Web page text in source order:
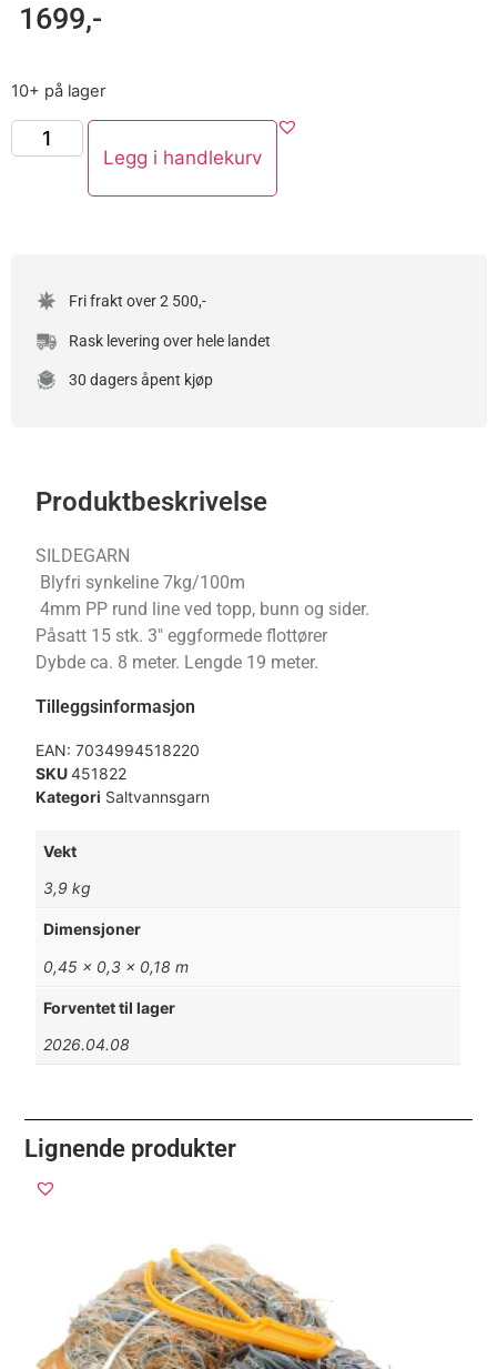
1699,-
10+ på lager
Legg i handlekurv
Fri frakt over 2 500,-
Rask levering over hele landet
30 dagers åpent kjøp
Produktbeskrivelse
SILDEGARN
Blyfri synkeline 7kg/100m
4mm PP rund line ved topp, bunn og sider.
Påsatt 15 stk. 3″ eggformede flottører
Dybde ca. 8 meter. Lengde 19 meter.
Tilleggsinformasjon
EAN:7034994518220
SKU451822
Kategori Saltvannsgarn
Vekt
3,9 kg
Dimensjoner
0,45 × 0,3 × 0,18 m
Forventet til lager
2026.04.08
Lignende produkter